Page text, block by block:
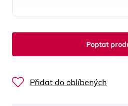
Poptat
Přidat do oblíbených